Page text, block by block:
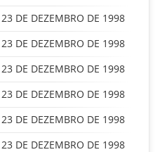
DE DEZEMBRO DE 1998
DE DEZEMBRO DE 1998
DE DEZEMBRO DE 1998
DE DEZEMBRO DE 1998
DE DEZEMBRO DE 1998
DE DEZEMBRO DE 1998